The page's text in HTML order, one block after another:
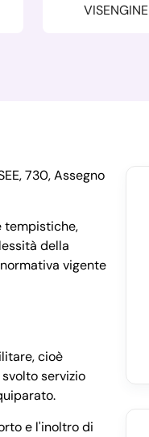
VISENGINE
730, Assegno
tempistiche,
della
vigente
cioè
servizio
e l'inoltro di